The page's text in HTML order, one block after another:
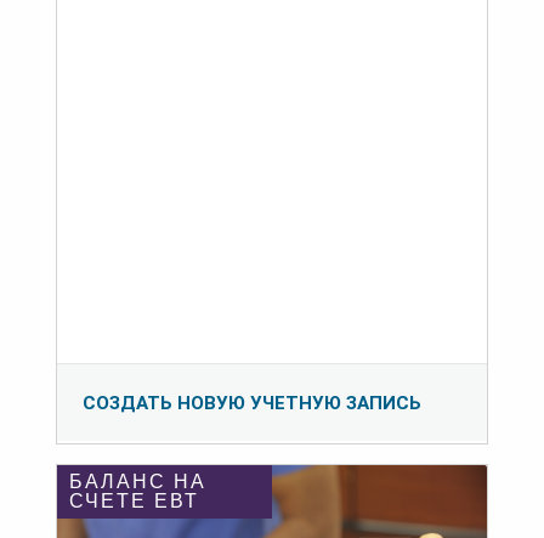
СОЗДАТЬ НОВУЮ УЧЕТНУЮ ЗАПИСЬ
БАЛАНС НА
СЧЕТЕ ЕВТ